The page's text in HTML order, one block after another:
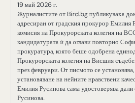
19 май 2026 г.
Журналистите от Bird.bg публикуваха
адресиран от градския прокурор Емилия
комисия на Прокурорската колегия на
кандидатурата ѝ да оглави повторно
прокуратура, която беше одобрена
Прокурорската колегия на Висшия
през февруари. От писмото се
установяване на нейните нравствени
Емилия Русинова сама удостоверява
Русинова.